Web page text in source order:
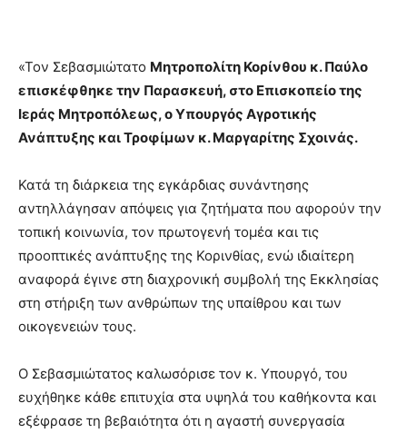
«Τον Σεβασμιώτατο Μητροπολίτη Κορίνθου κ. Παύλο
επισκέφθηκε την Παρασκευή, στο Επισκοπείο της
Ιεράς Μητροπόλεως, ο Υπουργός Αγροτικής
Ανάπτυξης και Τροφίμων κ. Μαργαρίτης Σχοινάς.
Κατά τη διάρκεια της εγκάρδιας συνάντησης
αντηλλάγησαν απόψεις για ζητήματα που αφορούν την
τοπική κοινωνία, τον πρωτογενή τομέα και τις
προοπτικές ανάπτυξης της Κορινθίας, ενώ ιδιαίτερη
αναφορά έγινε στη διαχρονική συμβολή της Εκκλησίας
στη στήριξη των ανθρώπων της υπαίθρου και των
οικογενειών τους.
Ο Σεβασμιώτατος καλωσόρισε τον κ. Υπουργό, του
ευχήθηκε κάθε επιτυχία στα υψηλά του καθήκοντα και
εξέφρασε τη βεβαιότητα ότι η αγαστή συνεργασία